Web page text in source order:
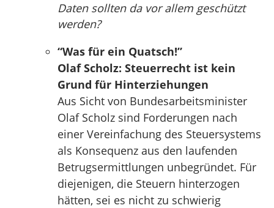
Daten sollten da vor allem geschützt
werden?
“Was für ein Quatsch!”
Olaf Scholz: Steuerrecht ist kein
Grund für Hinterziehungen
Aus Sicht von Bundesarbeitsminister
Olaf Scholz sind Forderungen nach
einer Vereinfachung des Steuersystems
als Konsequenz aus den laufenden
Betrugsermittlungen unbegründet. Für
diejenigen, die Steuern hinterzogen
hätten, sei es nicht zu schwierig